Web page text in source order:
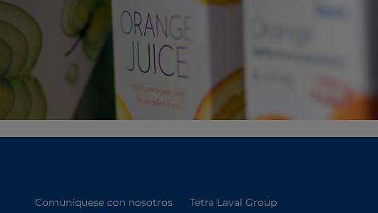
Comuníquese con nosotros Tetra Laval Group